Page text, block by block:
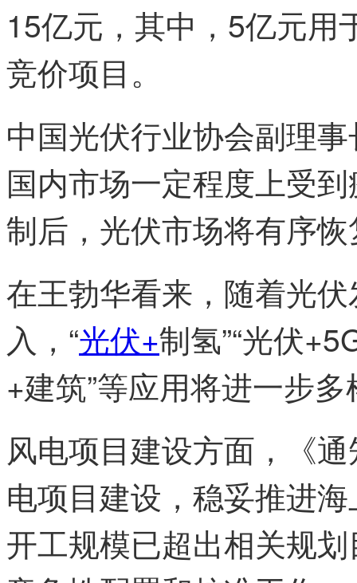
15亿元，其中，5亿元用
竞价项目。
中国光伏行业协会副理
国内市场一定程度上受
制后，光伏市场将有序
在王勃华看来，随着光
入，“光伏+制氢”“光伏
+建筑”等应用将进一步
风电项目建设方面，《
电项目建设，稳妥推进
开工规模已超出相关规